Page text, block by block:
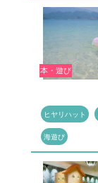
本・遊び
ヒヤリハット
海遊び